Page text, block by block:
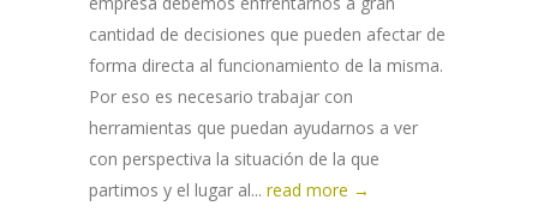
cantidad de decisiones que pueden afectar de
forma directa al funcionamiento de la misma.
Por eso es necesario trabajar con
herramientas que puedan ayudarnos a ver
con perspectiva la situación de la que
partimos y el lugar al... read more →